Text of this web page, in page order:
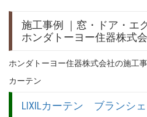
施工事例 ｜窓・ドア・エ
ホンダトーヨー住器株式
ホンダトーヨー住器株式会社の施工
カーテン
LIXILカーテン ブランシェ